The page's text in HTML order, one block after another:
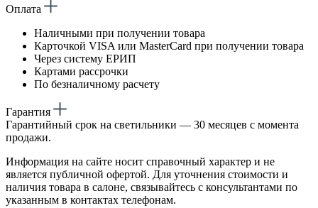
Оплата
Наличными при получении товара
Карточкой VISA или MasterCard при получении товара
Через систему ЕРИП
Картами рассрочки
По безналичному расчету
Гарантия
Гарантийный срок на светильники — 30 месяцев с момента
продажи.
Информация на сайте носит справочный характер и не
является публичной офертой. Для уточнения стоимости и
наличия товара в салоне, связывайтесь с консультантами по
указанным в контактах телефонам.